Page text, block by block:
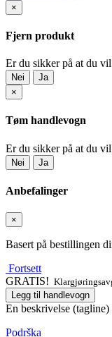
×
Fjern produkt
Er du sikker på at du
Nei
Ja
×
Tøm handlevogn
Er du sikker på at du
Nei Ja
Anbefalinger
×
Basert på bestillingen
Fortsett
GRATIS!
Legg til handlevogn
En beskrivelse
Podrška